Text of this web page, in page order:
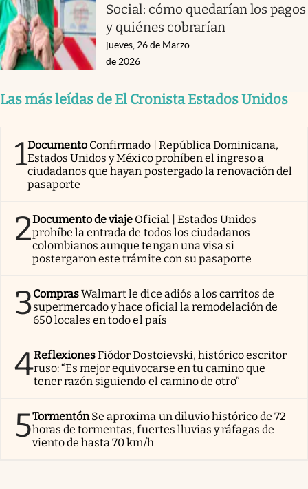
Social: cómo quedarían los pagos
y quiénes cobrarían
jueves, 26 de Marzo
de 2026
Las más leídas de El Cronista Estados Unidos
1Documento Confirmado | República Dominicana,
Estados Unidos y México prohíben el ingreso a
ciudadanos que hayan postergado la renovación del
pasaporte
2Documento de viaje Oficial | Estados Unidos
prohíbe la entrada de todos los ciudadanos
colombianos aunque tengan una visa si
postergaron este trámite con su pasaporte
3ComprasWalmart le dice adiós a los carritos de
supermercado y hace oficial la remodelación de
650 locales en todo el país
4ReflexionesFiódor Dostoievski, histórico escritor
ruso: “Es mejor equivocarse en tu camino que
tener razón siguiendo el camino de otro”
5TormentónSe aproxima un diluvio histórico de 72
horas de tormentas, fuertes lluvias y ráfagas de
viento de hasta 70 km/h